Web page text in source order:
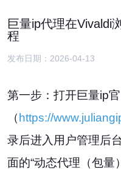
巨量ip代理在Vivaldi
程
发布日期：2026-04-13
第一步：打开巨量ip官
（ https://
录后进入用户管理后
面的“动态代理（包量